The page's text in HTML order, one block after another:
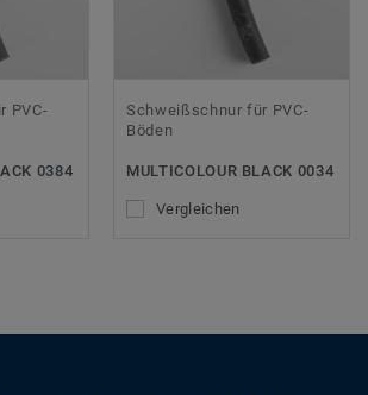
PVC-
0384
Schweißschnur für PVC-
Böden
MULTICOLOUR BLACK 0034
Vergleichen